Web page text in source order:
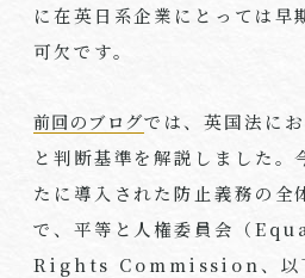
に在英日系企業にとっては早
可欠です。
前回のブログでは、英国法に
と判断基準を解説しました。
たに導入された防止義務の全
で、平等と人権委員会（
Rights Commission、以